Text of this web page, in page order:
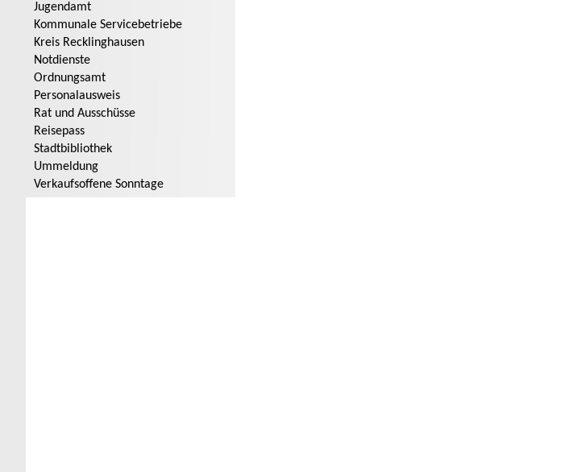
Jugendamt
Kommunale Servicebetriebe
Kreis Recklinghausen
Notdienste
Ordnungsamt
Personalausweis
Rat und Ausschüsse
Reisepass
Stadtbibliothek
Ummeldung
Verkaufsoffene Sonntage